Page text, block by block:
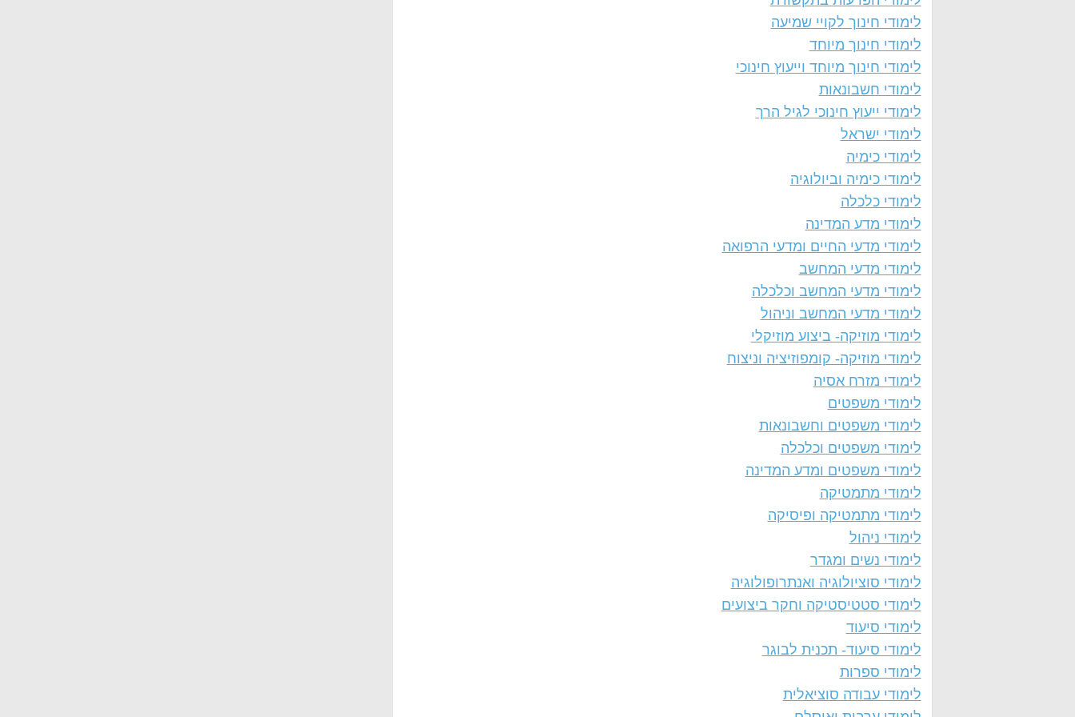
לימודי חינוך לקויי שמיעה
לימודי חינוך מיוחד
לימודי חינוך מיוחד וייעוץ חינוכי
לימודי חשבונאות
לימודי ייעוץ חינוכי לגיל הרך
לימודי ישראל
לימודי כימיה
לימודי כימיה וביולוגיה
לימודי כלכלה
לימודי מדע המדינה
לימודי מדעי החיים ומדעי הרפואה
לימודי מדעי המחשב
לימודי מדעי המחשב וכלכלה
לימודי מדעי המחשב וניהול
לימודי מוזיקה- ביצוע מוזיקלי
לימודי מוזיקה- קומפוזיציה וניצוח
לימודי מזרח אסיה
לימודי משפטים
לימודי משפטים וחשבונאות
לימודי משפטים וכלכלה
לימודי משפטים ומדע המדינה
לימודי מתמטיקה
לימודי מתמטיקה ופיסיקה
לימודי ניהול
לימודי נשים ומגדר
לימודי סוציולוגיה ואנתרופולוגיה
לימודי סטטיסטיקה וחקר ביצועים
לימודי סיעוד
לימודי סיעוד- תכנית לבוגר
לימודי ספרות
לימודי עבודה סוציאלית